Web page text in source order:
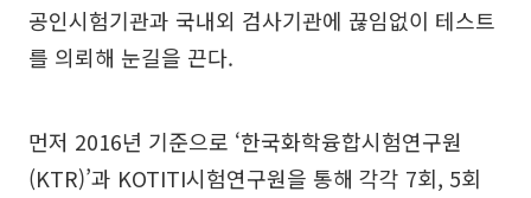
공인시험기관과 국내외 검사기관에 끊임없이 테스트
를 의뢰해 눈길을 끈다.
먼저 2016년 기준으로 ‘한국화학융합시험연구원
(KTR)’과 KOTITI시험연구원을 통해 각각 7회, 5회